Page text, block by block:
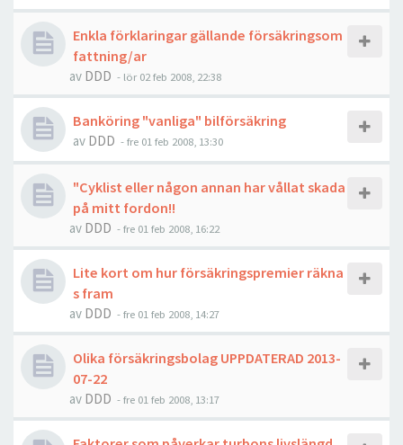
Enkla förklaringar gällande försäkringsom
fattning/ar
av DDD - lör 02 feb 2008, 22:38
Banköring "vanliga" bilförsäkring
av DDD - fre 01 feb 2008, 13:30
"Cyklist eller någon annan har vållat skada
på mitt fordon!!
av DDD - fre 01 feb 2008, 16:22
Lite kort om hur försäkringspremier räkna
s fram
av DDD - fre 01 feb 2008, 14:27
Olika försäkringsbolag UPPDATERAD 2013-
07-22
av DDD - fre 01 feb 2008, 13:17